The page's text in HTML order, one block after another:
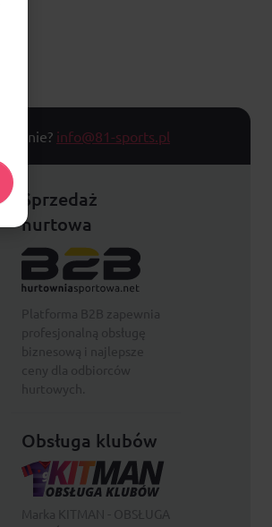
pytanie? info@81-sports.pl
Sprzedaż
hurtowa
Obsługa klubów